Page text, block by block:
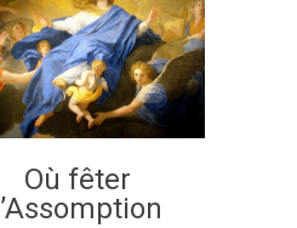
Où fêter
l’Assomption